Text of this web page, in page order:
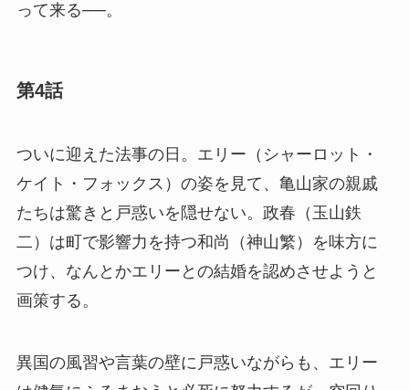
って来る──。
第4話
ついに迎えた法事の日。エリー（シャーロット・
ケイト・フォックス）の姿を見て、亀山家の親戚
たちは驚きと戸惑いを隠せない。政春（玉山鉄
二）は町で影響力を持つ和尚（神山繁）を味方に
つけ、なんとかエリーとの結婚を認めさせようと
画策する。
異国の風習や言葉の壁に戸惑いながらも、エリー